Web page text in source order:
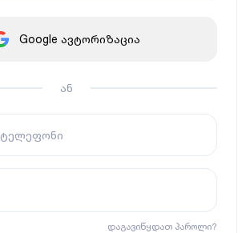
Google ავტორიზაცია
ან
ტელეფონი
დაგავიწყდათ პაროლი?